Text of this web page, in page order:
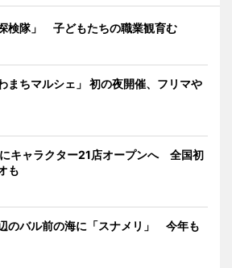
検隊」 子どもたちの職業観育む
まちマルシェ」 初の夜開催、フリマや
にキャラクター21店オープンへ 全国初
も
のバル前の海に「スナメリ」 今年も